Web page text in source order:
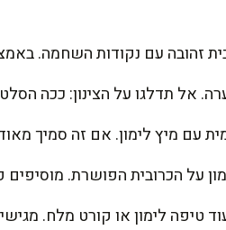
עם מיץ לימון. אם זה סמיך
על הכרובית הפושרת.
טיפה לימון או קורט מלח.